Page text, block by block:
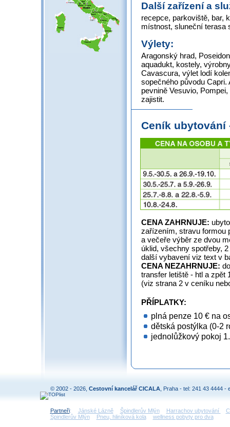
Další zařízení a
recepce, parkoviště, bar,
místnost, sluneční terasa
Výlety:
Aragonský hrad,
aquadukt, kostely,
Cavascura, výlet lodí
sopečného původu
pevnině Vesuvio,
zajistit.
Ceník
CENA ZAHRNUJE:
zařízením, stravu formou
a večeře výběr ze dvou
úklid, všechny spotřeby,
další vybavení viz text v
CENA NEZAHRNUJE:
transfer letiště - htl a zpět
(viz strana 2 v ceníku
PŘÍPLATKY:
plná penze 10 € na
dětská postýlka (0-2
jednolůžkový pokoj
© 2002 - 2026, Cestovní kancelář CICALA , Praha - tel: 241 43 4444 -
Partneři: Jánské Lázně Špindlerův Mlýn Harrachov ubytování
Špindlerův Mlýn
Pneu, hliníková kola wellness pobyty pro dva